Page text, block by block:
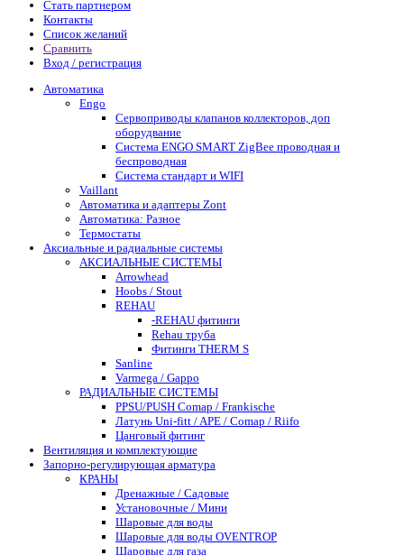
Стать партнером
Контакты
Список желаний
Сравнить
Вход / регистрация
Автоматика
Engo
Сервоприводы клапанов коллекторов, доп
оборудвание
Система ENGO SMART ZigBee проводная и
беспроводная
Система стандарт и WIFI
Vaillant
Автоматика и адаптеры Zont
Автоматика: Разное
Термостаты
Аксиальные и радиальные системы
АКСИАЛЬНЫЕ СИСТЕМЫ
Arrowhead
Hoobs / Stout
REHAU
-REHAU фитинги
Rehau труба
Фитинги THERM S
Sanline
Varmega / Gappo
РАДИАЛЬНЫЕ СИСТЕМЫ
PPSU/PUSH Comap / Frankische
Латунь Uni-fitt / APE / Comap / Riifo
Цанговый фитинг
Вентиляция и комплектующие
Запорно-регулирующая арматура
КРАНЫ
Дренажные / Садовые
Установочные / Мини
Шаровые для воды
Шаровые для воды OVENTROP
Шаровые для газа